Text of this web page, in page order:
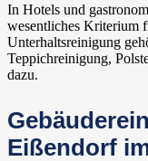
In Hotels und
wesentliches Kriterium
Unterhaltsreinigung
Teppichreinigung,
dazu.
Eißendorf